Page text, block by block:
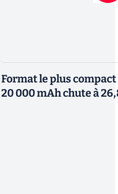
Format le plus
20 000 mAh chute à